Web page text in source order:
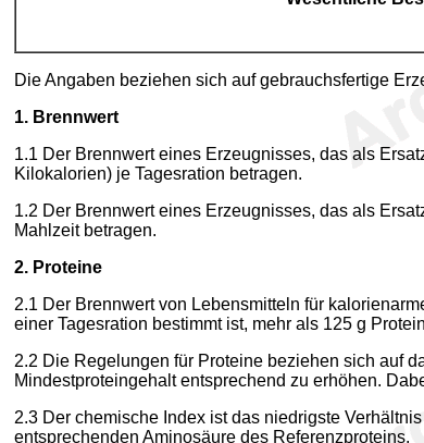
Die Angaben beziehen sich auf gebrauchsfertige
1. Brennwert
1.1 Der Brennwert eines Erzeugnisses, das als
Kilokalorien) je Tagesration betragen.
1.2 Der Brennwert eines Erzeugnisses, das als
Mahlzeit betragen.
2. Proteine
2.1 Der Brennwert von Lebensmitteln für
einer Tagesration bestimmt ist, mehr als 125 g
2.2 Die Regelungen für Proteine beziehen sich auf
Mindestproteingehalt entsprechend zu erhöhen.
2.3 Der chemische Index ist das niedrigste
entsprechenden Aminosäure des Referenzproteins.